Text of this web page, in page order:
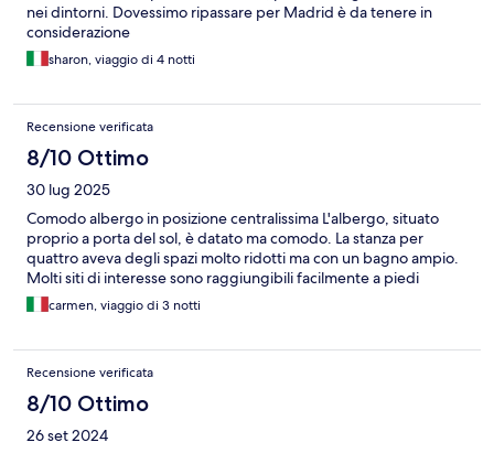
nei dintorni. Dovessimo ripassare per Madrid è da tenere in
considerazione
sharon, viaggio di 4 notti
Recensione verificata
8/10 Ottimo
30 lug 2025
Comodo albergo in posizione centralissima L'albergo, situato
proprio a porta del sol, è datato ma comodo. La stanza per
quattro aveva degli spazi molto ridotti ma con un bagno ampio.
Molti siti di interesse sono raggiungibili facilmente a piedi
carmen, viaggio di 3 notti
Recensione verificata
8/10 Ottimo
26 set 2024